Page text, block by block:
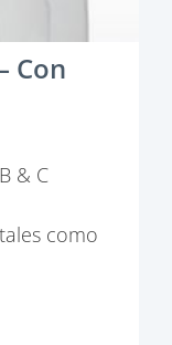
Con
& C
como